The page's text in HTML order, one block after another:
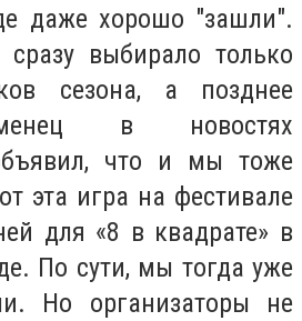
даже хорошо "зашли".
выбирало только
сезона, а позднее
в новостях
что и мы тоже
эта игра на фестивале
для «8 в квадрате» в
По сути, мы тогда уже
Но организаторы не